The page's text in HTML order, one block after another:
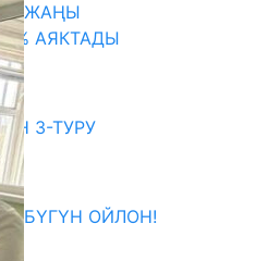
ЖАҢЫ
АЯКТАДЫ
3-ТУРУ
БҮГҮН ОЙЛОН!